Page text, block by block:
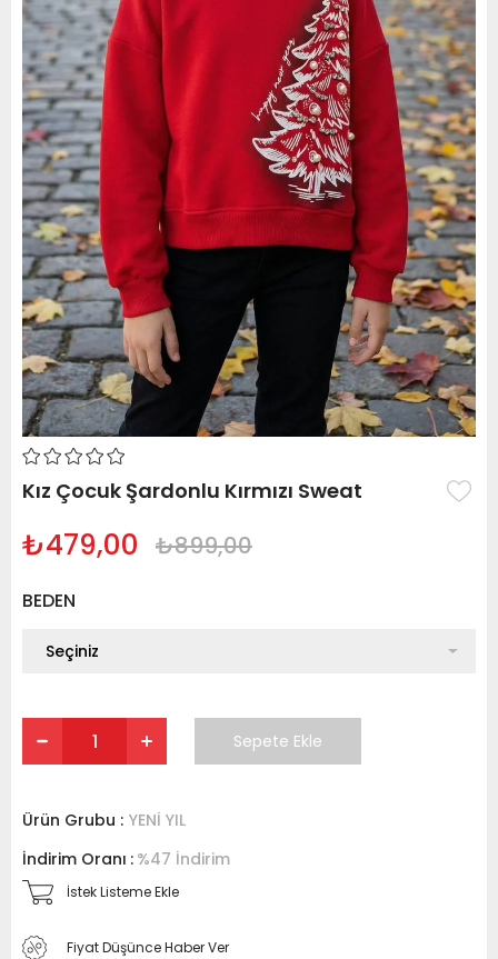
Kız Çocuk Şardonlu Kırmızı Sweat
₺899,00
₺479,00
BEDEN
Ürün Grubu : YENİ YIL
İndirim Oranı : %47 İndirim
İstek Listeme Ekle
Fiyat Düşünce Haber Ver